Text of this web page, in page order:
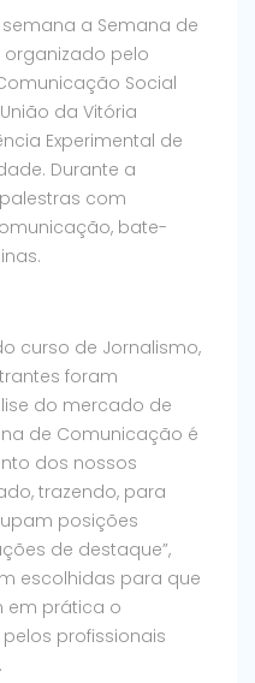
a Semana de
pelo
Social
da Vitória
Experimental de
Durante a
com
bate-
curso de Jornalismo,
foram
do mercado de
de Comunicação é
dos nossos
trazendo, para
posições
de destaque”,
escolhidas para que
em prática o
profissionais